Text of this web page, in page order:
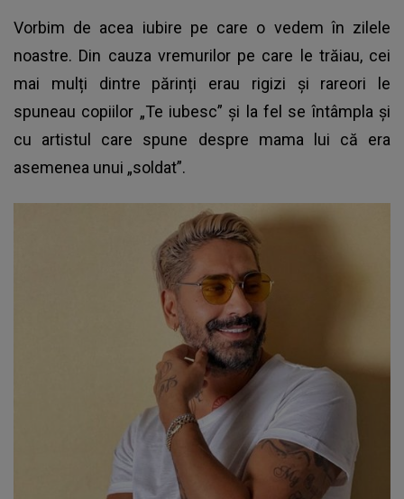
Vorbim de acea iubire pe care o vedem în zilele
noastre. Din cauza vremurilor pe care le trăiau, cei
mai mulți dintre părinți erau rigizi și rareori le
spuneau copiilor „Te iubesc” și la fel se întâmpla și
cu artistul care spune despre mama lui că era
asemenea unui „soldat”.